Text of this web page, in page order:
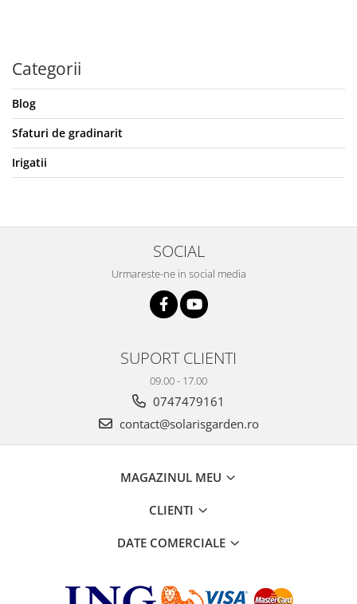
Categorii
Blog
Sfaturi de gradinarit
Irigatii
SOCIAL
Urmareste-ne in social media
SUPORT CLIENTI
09.00 - 17.00
0747479161
contact@solarisgarden.ro
MAGAZINUL MEU
CLIENTI
DATE COMERCIALE